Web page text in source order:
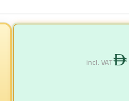
incl. VAT